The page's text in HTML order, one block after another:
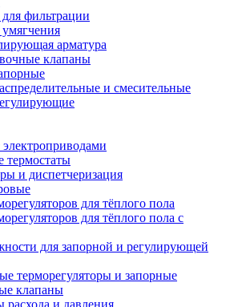
фильтрации
арматура
клапаны
и смесительные
термостаты
и диспетчеризация
для тёплого пола
для тёплого пола с
для запорной и регулирующей
терморегуляторы и запорные
клапаны
расхода и давления